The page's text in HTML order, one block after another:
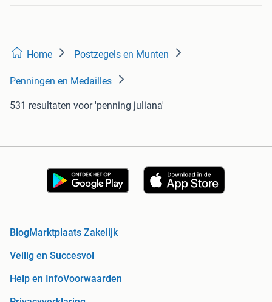
Home Postzegels en Munten
Penningen en Medailles
531 resultaten voor 'penning juliana'
BlogMarktplaats Zakelijk
Veilig en Succesvol
Help en InfoVoorwaarden